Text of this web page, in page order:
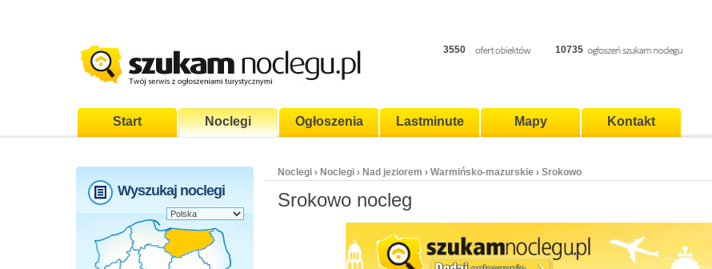
3550 10735
Start Noclegi Ogłoszenia Lastminute Mapy Kontakt
Wyszukaj noclegi
Noclegi › Noclegi › Nad jeziorem › Warmińsko-mazurskie › Srokowo
Srokowo nocleg